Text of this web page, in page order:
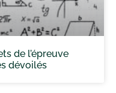
de l’épreuve
dévoilés